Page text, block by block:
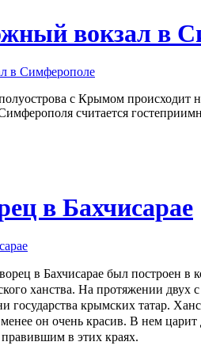
вокзал в
с Крымом
считается
в Бахчисарае
в Бахчисарае был построен в
ханства. На протяжении двух
государства крымских татар.
он очень красив. В нем
правившим в этих краях.